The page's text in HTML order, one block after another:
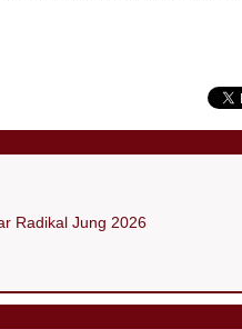
Radikal Jung 2026